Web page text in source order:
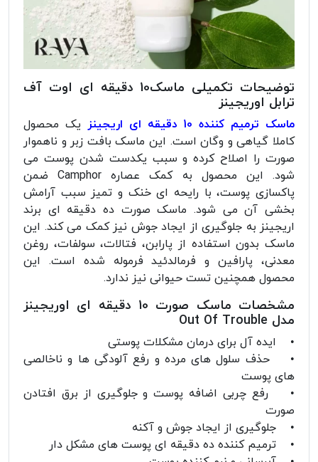
توضیحات تکمیلی ماسک10 دقیقه ای اوت آف
ترابل اوریجینز
ماسک ترمیم کننده 10 دقیقه ای اریجینز
یک محصول
کاملا گیاهی و وگان است. این ماسک بافت زبر و ناهموار
صورت را اصلاح کرده و سبب یکدست شدن پوست می
شود. این محصول به کمک عصاره Camphor ضمن
پاکسازی پوست، با رایحه ای خنک و تمیز سبب آرامش
بخشی آن می شود. ماسک صورت ده دقیقه ای برند
اریجینز به جلوگیری از ایجاد جوش نیز کمک می کند. این
ماسک بدون استفاده از پارابن، فتالات، سولفات، روغن
معدنی، پارافین و فرمالدئید فرموله شده است. این
محصول همچنین تست حیوانی نیز ندارد.
مشخصات ماسک صورت 10 دقیقه ای اوریجینز
مدل Out Of Trouble
• ایده آل برای درمان مشکلات پوستی
• حذف سلول های مرده و رفع آلودگی ها و ناخالصی
های پوست
• رفع چربی اضافه پوست و جلوگیری از برق افتادن
صورت
• جلوگیری از ایجاد جوش و آکنه
• ترمیم کننده ده دقیقه ای پوست های مشکل دار